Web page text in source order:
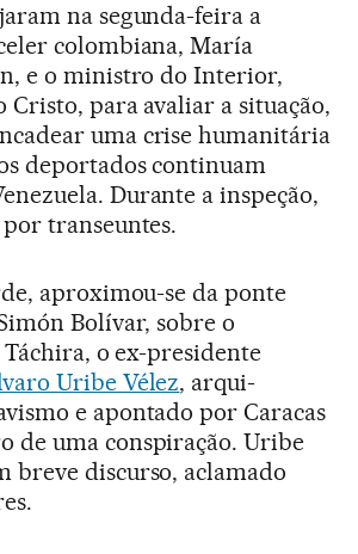
na segunda-feira a
colombiana, María
e o ministro do Interior,
Cristo, para avaliar a situação,
uma crise humanitária
deportados continuam
Durante a inspeção,
transeuntes.
aproximou-se da ponte
Bolívar, sobre o
o ex-presidente
Uribe Vélez, arqui-
e apontado por Caracas
de uma conspiração. Uribe
breve discurso, aclamado